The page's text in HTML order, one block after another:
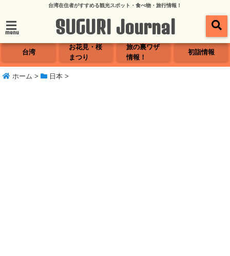
台湾在住者がすすめる観光スポット・食べ物・旅行情報！
menu SUGURI Journal
台湾
お花見・桜
まつり
旅の裏ワザ
情報！
初詣情報
ホーム > 日本 >